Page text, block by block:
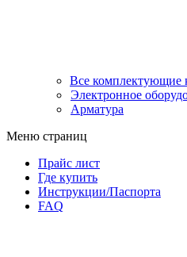
Все комплектующие
Электронное
Арматура
Меню страниц
Прайс лист
Где купить
Инструкции/Паспорта
FAQ